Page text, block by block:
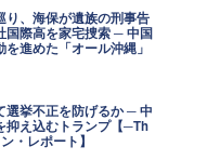
り、海保が遺族の刑事告
国際高を家宅捜索 ─ 中国
進めた「オール沖縄」
選挙不正を防げるか ─ 中
抑え込むトランプ【─Th
・レポート】